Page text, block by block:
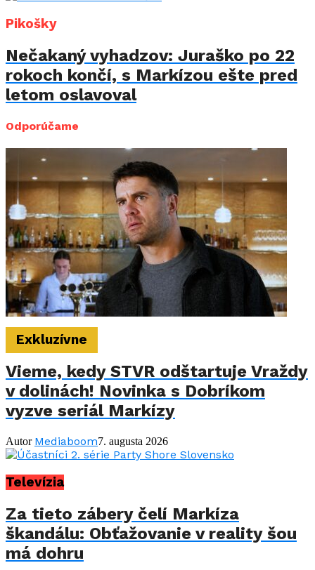
Pikošky
Nečakaný vyhadzov: Juraško po 22
rokoch končí, s Markízou ešte pred
letom oslavoval
Odporúčame
Exkluzívne
Vieme, kedy STVR odštartuje Vraždy
v dolinách! Novinka s Dobríkom
vyzve seriál Markízy
Autor Mediaboom7. augusta 2026
Televízia
Za tieto zábery čelí Markíza
škandálu: Obťažovanie v reality šou
má dohru